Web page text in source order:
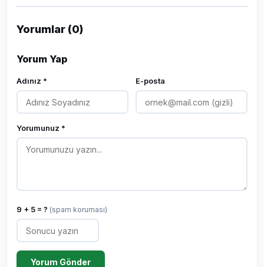
Yorumlar (0)
Yorum Yap
Adınız * E-posta
Yorumunuz *
9 + 5 = ? (spam koruması)
Yorum Gönder